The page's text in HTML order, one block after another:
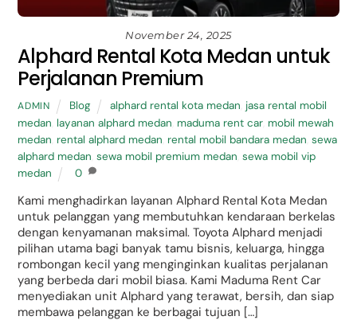
November 24, 2025
Alphard Rental Kota Medan untuk
Perjalanan Premium
ADMIN Blog alphard rental kota medan jasa rental mobil
medan layanan alphard medan maduma rent car mobil mewah
medan rental alphard medan rental mobil bandara medan ,sewa
alphard medan ,sewa mobil premium medan ,sewa mobil vip
medan
0
Kami menghadirkan layanan Alphard Rental Kota Medan
untuk pelanggan yang membutuhkan kendaraan berkelas
dengan kenyamanan maksimal. Toyota Alphard menjadi
pilihan utama bagi banyak tamu bisnis, keluarga, hingga
rombongan kecil yang menginginkan kualitas perjalanan
yang berbeda dari mobil biasa. Kami Maduma Rent Car
menyediakan unit Alphard yang terawat, bersih, dan siap
membawa pelanggan ke berbagai tujuan […]